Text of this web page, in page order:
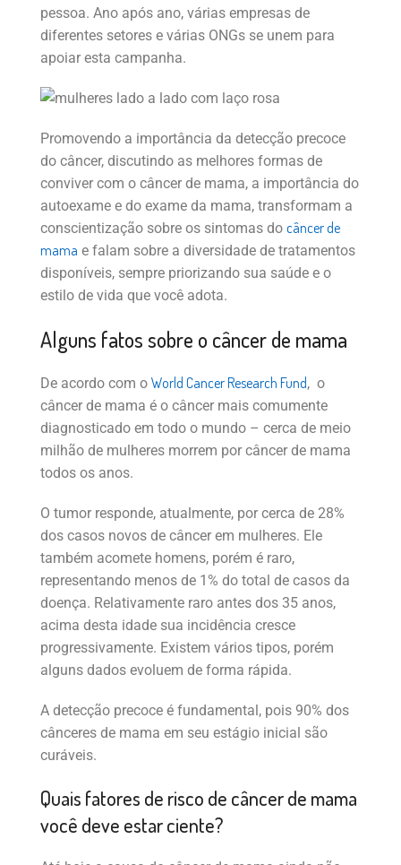
pessoa. Ano após ano, várias empresas de
diferentes setores e várias ONGs se unem para
apoiar esta campanha.
Promovendo a importância da detecção precoce
do câncer, discutindo as melhores formas de
conviver com o câncer de mama, a importância do
autoexame e do exame da mama, transformam a
conscientização sobre os sintomas do câncer de
mama e falam sobre a diversidade de tratamentos
disponíveis, sempre priorizando sua saúde e o
estilo de vida que você adota.
Alguns fatos sobre o câncer de mama
De acordo com o World Cancer Research Fund, o
câncer de mama é o câncer mais comumente
diagnosticado em todo o mundo – cerca de meio
milhão de mulheres morrem por câncer de mama
todos os anos.
O tumor responde, atualmente, por cerca de 28%
dos casos novos de câncer em mulheres. Ele
também acomete homens, porém é raro,
representando menos de 1% do total de casos da
doença. Relativamente raro antes dos 35 anos,
acima desta idade sua incidência cresce
progressivamente. Existem vários tipos, porém
alguns dados evoluem de forma rápida.
A detecção precoce é fundamental, pois 90% dos
cânceres de mama em seu estágio inicial são
curáveis.
Quais fatores de risco de câncer de mama
você deve estar ciente?